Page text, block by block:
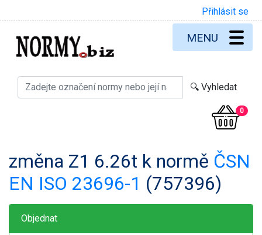
Přihlásit se
0
MENU
změna Z1 6.26t k normě ČSN
EN ISO 23696-1 (757396)
Objednat